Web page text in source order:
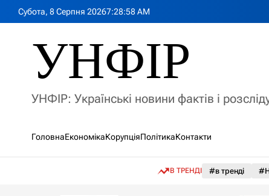
Субота, 8 Серпня 20267:28:59AM
УНФІР
УНФІР: Українські новини фактів і
ГоловнаЕкономікаКорупціяПолітикаКонтакти
В ТРЕНДІ #в тренді